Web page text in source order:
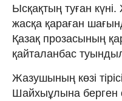
Ысқақтың туған
жасқа қараған
Қазақ прозасының
қайталанбас
Жазушының көзі
Шайхыұлына берген